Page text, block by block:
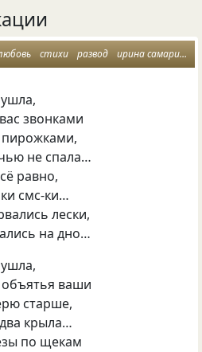
стихи развод ирина самарина
звонками
пирожками,
не спала…
равно,
смс-ки…
лески,
на дно…
ваши
старше,
крыла…
по щекам